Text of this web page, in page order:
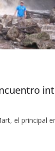
el principal